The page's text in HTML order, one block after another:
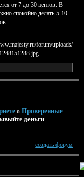
от 7 до 30 центов. В
спокойно делать 5-10
» Проверенные
деньги
создать форум